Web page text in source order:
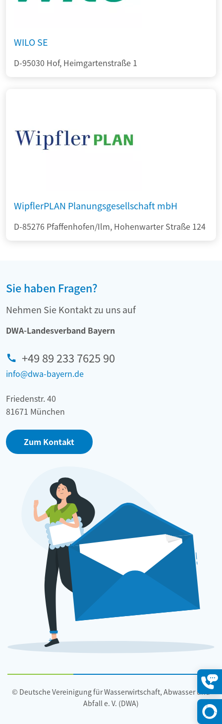
WILO SE
D-95030 Hof, Heimgartenstraße 1
WipflerPLAN Planungsgesellschaft mbH
D-85276 Pfaffenhofen/Ilm, Hohenwarter Straße 124
Sie haben Fragen?
Nehmen Sie Kontakt zu uns auf
DWA-Landesverband Bayern
+49 89 233 7625 90
info@dwa-bayern.de
Friedenstr. 40
81671 München
Zum Kontakt
© Deutsche Vereinigung für Wasserwirtschaft, Abwasser und
Abfall e. V. (DWA)